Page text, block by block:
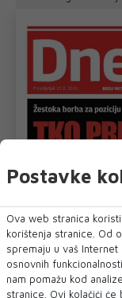
Postavke
Ova web stranica
korištenja stranice. Od
spremaju u vaš
osnovnih
nam pomažu kod
stranice. Ovi kolačići